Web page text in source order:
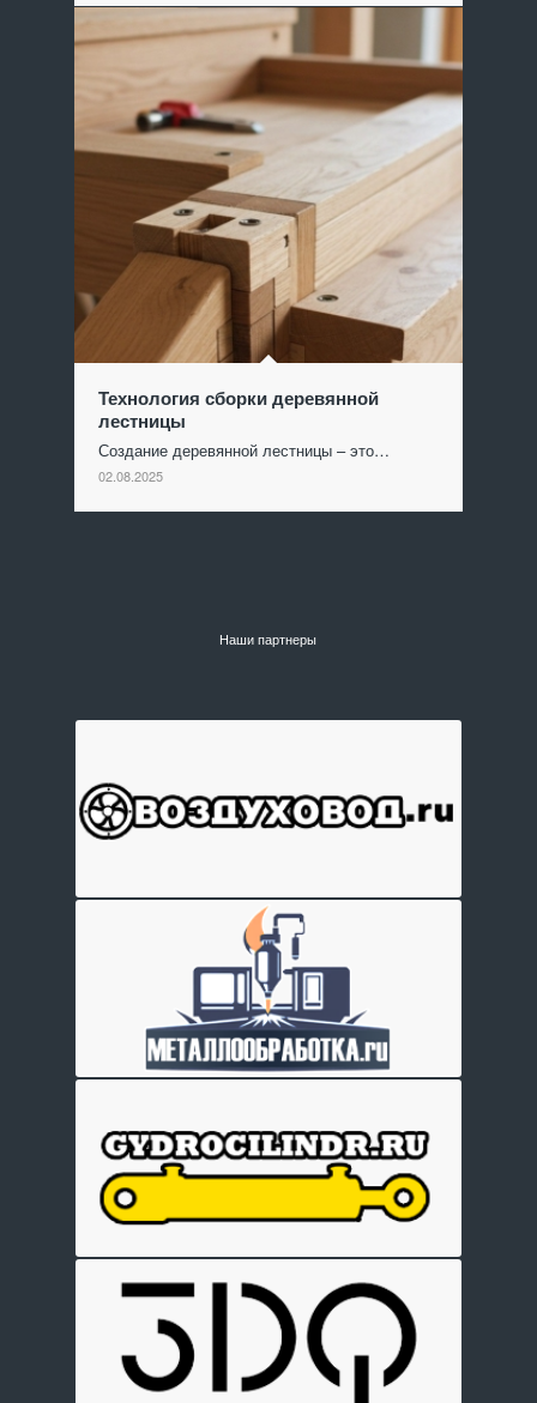
Технология сборки деревянной
лестницы
Создание деревянной лестницы – это…
02.08.2025
Наши партнеры